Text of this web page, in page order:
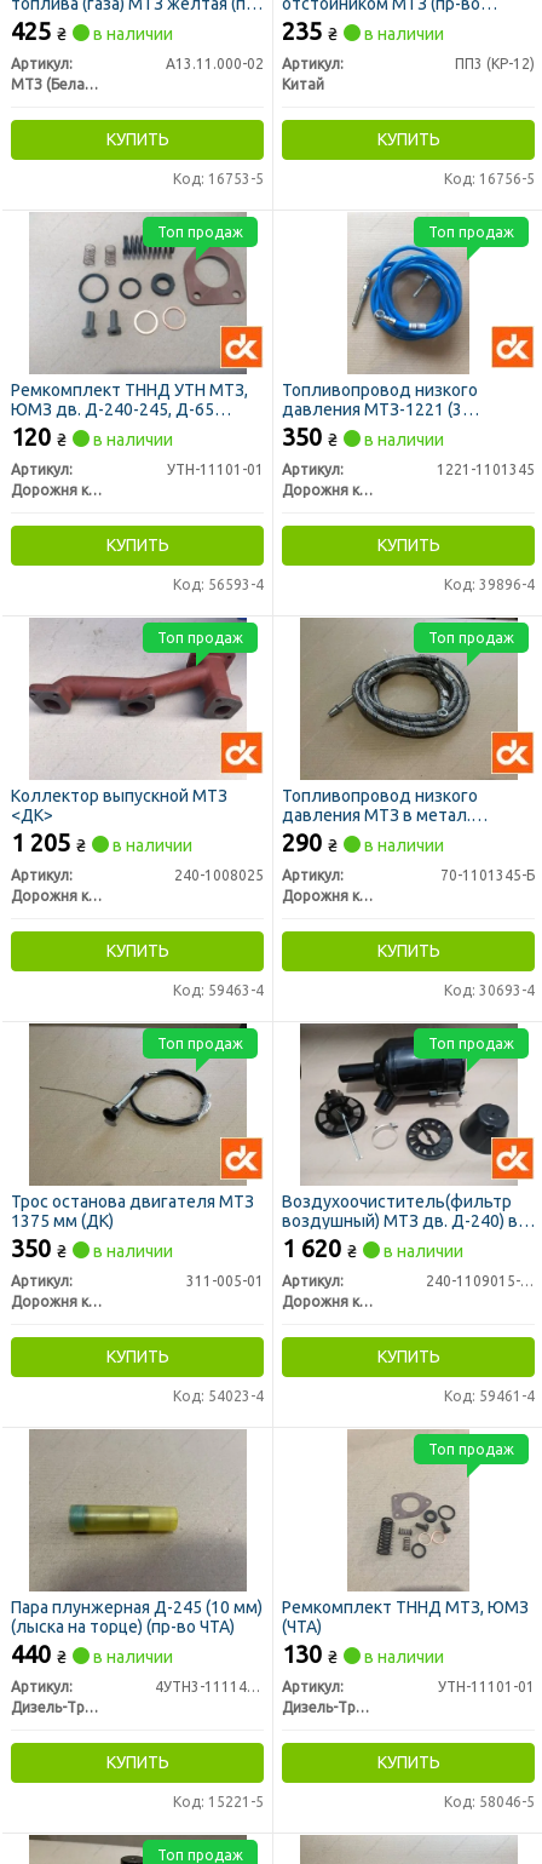
топлива (газа) МТЗ желтая (пр-
во МТЗ)
425 ₴ в наличии
Артикул:
А13.11.000-02
МТЗ (Беларусь)
КУПИТЬ
Код: 16753-5
отстойником МТЗ (пр-во
Китай)
235 ₴ в наличии
Артикул:
ПП3 (КР-12)
Китай
КУПИТЬ
Код: 16756-5
Ремкомплект ТННД УТН МТЗ,
ЮМЗ дв. Д-240-245, Д-65
(подкачки) (ДК)
120 ₴ в наличии
Артикул:
УТН-11101-01
Дорожня карта
КУПИТЬ
Код: 56593-4
Топ продаж
Топливопровод низкого
давления МТЗ-1221 (3
штуцера) (ДК)
350 ₴ в наличии
Артикул:
1221-1101345
Дорожня карта
КУПИТЬ
Код: 39896-4
Топ продаж
Коллектор выпускной МТЗ
<ДК>
1 205 ₴ в наличии
Артикул:
240-1008025
Дорожня карта
КУПИТЬ
Код: 59463-4
Топ продаж
Топливопровод низкого
давления МТЗ в метал.
оплетке 3 штуцера L=2700мм
(ДК)
290 ₴ в наличии
Артикул:
70-1101345-Б
Дорожня карта
КУПИТЬ
Код: 30693-4
Топ продаж
Трос останова двигателя МТЗ
1375 мм (ДК)
350 ₴ в наличии
Артикул:
311-005-01
Дорожня карта
КУПИТЬ
Код: 54023-4
Топ продаж
Воздухоочиститель(фильтр
воздушный) МТЗ дв. Д-240) в
сборе (ДК)
1 620 ₴ в наличии
Артикул:
240-1109015-A-09
Дорожня карта
КУПИТЬ
Код: 59461-4
Топ продаж
Пара плунжерная Д-245 (10 мм)
(лыска на торце) (пр-во ЧТА)
440 ₴ в наличии
Артикул:
4УТН3-1111410-30
Дизель-Транс
КУПИТЬ
Код: 15221-5
Ремкомплект ТННД МТЗ, ЮМЗ
(ЧТА)
130 ₴ в наличии
Артикул:
УТН-11101-01
Дизель-Транс
КУПИТЬ
Код: 58046-5
Топ продаж
Топ продаж